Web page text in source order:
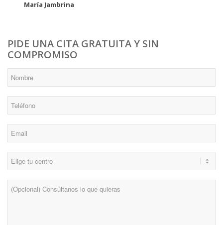
María Jambrina
PIDE UNA CITA GRATUITA Y SIN
COMPROMISO